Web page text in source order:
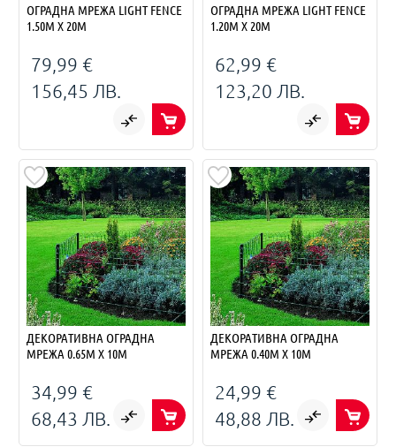
ОГРАДНА МРЕЖА LIGHT FENCE
1.50M X 20M
79,99 €
156,45 ЛВ.
ОГРАДНА МРЕЖА LIGHT FENCE
1.20M X 20M
62,99 €
123,20 ЛВ.
ДЕКОРАТИВНА ОГРАДНА
МРЕЖА 0.65М Х 10М
34,99 €
68,43 ЛВ.
ДЕКОРАТИВНА ОГРАДНА
МРЕЖА 0.40М Х 10М
24,99 €
48,88 ЛВ.